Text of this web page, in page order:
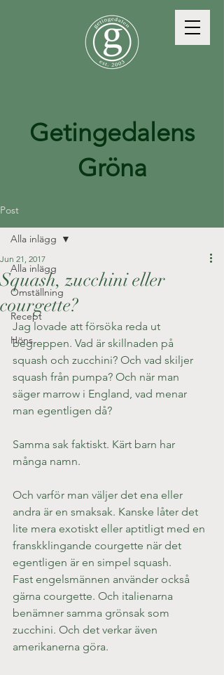
Getingedalens
Gröna
Post
Alla inlägg
Omställning
Recept
Höns
Alla inlägg
Squash, zucchini eller
courgette?
Jun 21, 2017
Jag lovade att försöka reda ut
begreppen. Vad är skillnaden på
squash och zucchini? Och vad skiljer
squash från pumpa? Och när man
säger marrow i England, vad menar
man egentligen då?
Samma sak faktiskt. Kärt barn har
många namn.
Och varför man väljer det ena eller
andra är en smaksak. Kanske låter det
lite mera exotiskt eller aptitligt med en
franskklingande courgette när det
egentligen är en simpel squash.
Fast engelsmännen använder också
gärna courgette. Och italienarna
benämner samma grönsak som
zucchini. Och det verkar även
amerikanerna göra.